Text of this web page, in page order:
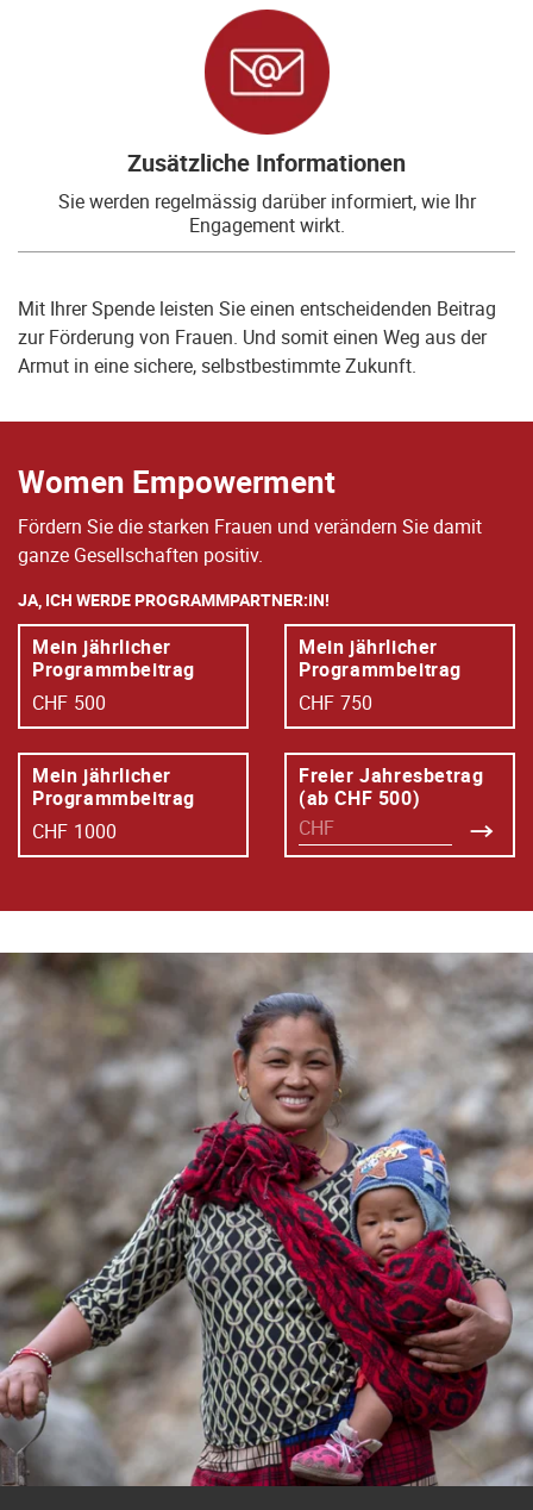
Zusätzliche Informationen
Sie werden regelmässig darüber informiert, wie Ihr
Engagement wirkt.
Mit Ihrer Spende leisten Sie einen entscheidenden Beitrag
zur Förderung von Frauen. Und somit einen Weg aus der
Armut in eine sichere, selbstbestimmte Zukunft.
Women Empowerment
Fördern Sie die starken Frauen und verändern Sie damit
ganze Gesellschaften positiv.
JA, ICH WERDE PROGRAMMPARTNER:IN!
Mein jährlicher
Programmbeitrag
CHF 500
Mein jährlicher
Programmbeitrag
CHF 750
Mein jährlicher
Programmbeitrag
CHF 1000
Freier Jahresbetrag
(ab CHF 500)